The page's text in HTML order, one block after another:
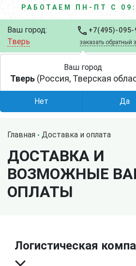
РАБОТАЕМ ПН-ПТ С
Ваш город:
Тверь
+7(495)-095-
заказать обратный
Главная Доставка и оплата
ДОСТАВКА И
ВОЗМОЖНЫЕ
ОПЛАТЫ
Логистическая
Ваш город
Тверь (Россия, Тверская
Нет Да